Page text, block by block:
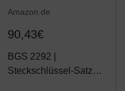
Amazon.de
90,43€
BGS 2292 |
Steckschlüssel-Satz